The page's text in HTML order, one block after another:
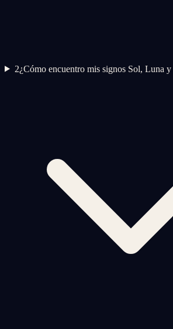
2¿Cómo encuentro mis signos Sol, Luna y